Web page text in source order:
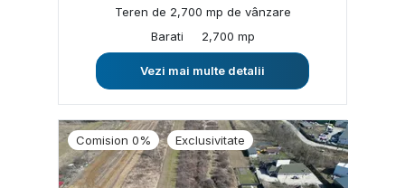
Teren de 2,700 mp de vânzare
Barati
2,700 mp
Vezi mai multe detalii
Comision 0% Exclusivitate